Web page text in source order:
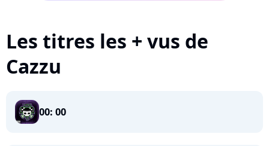
Les titres les + vus de
Cazzu
00: 00